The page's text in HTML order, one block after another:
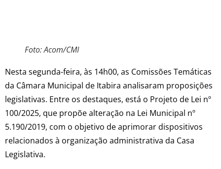
Foto: Acom/CMI
Nesta segunda-feira, às 14h00, as Comissões Temáticas
da Câmara Municipal de Itabira analisaram proposições
legislativas. Entre os destaques, está o Projeto de Lei nº
100/2025, que propõe alteração na Lei Municipal nº
5.190/2019, com o objetivo de aprimorar dispositivos
relacionados à organização administrativa da Casa
Legislativa.